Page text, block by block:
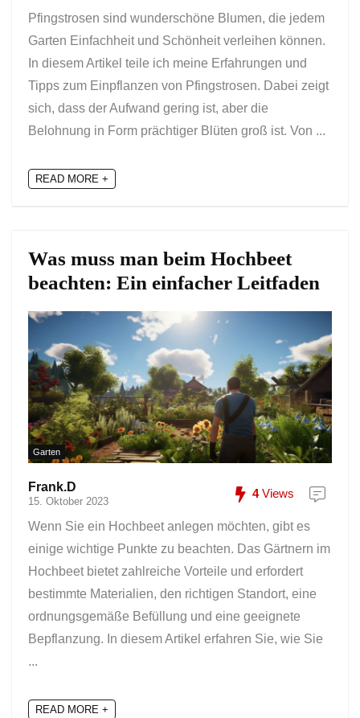
Pfingstrosen sind wunderschöne Blumen, die jedem
Garten Einfachheit und Schönheit verleihen können.
In diesem Artikel teile ich meine Erfahrungen und
Tipps zum Einpflanzen von Pfingstrosen. Dabei zeigt
sich, dass der Aufwand gering ist, aber die
Belohnung in Form prächtiger Blüten groß ist. Von ...
READ MORE +
Was muss man beim Hochbeet
beachten: Ein einfacher Leitfaden
Garten
Frank.D
15. Oktober 2023
4Views
Wenn Sie ein Hochbeet anlegen möchten, gibt es
einige wichtige Punkte zu beachten. Das Gärtnern im
Hochbeet bietet zahlreiche Vorteile und erfordert
bestimmte Materialien, den richtigen Standort, eine
ordnungsgemäße Befüllung und eine geeignete
Bepflanzung. In diesem Artikel erfahren Sie, wie Sie
...
READ MORE +